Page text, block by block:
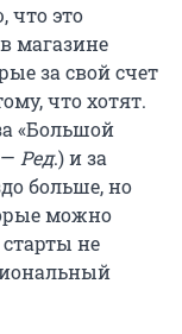
что это
магазине
за свой счет
что хотят.
«Большой
Ред.) и за
больше, но
можно
не